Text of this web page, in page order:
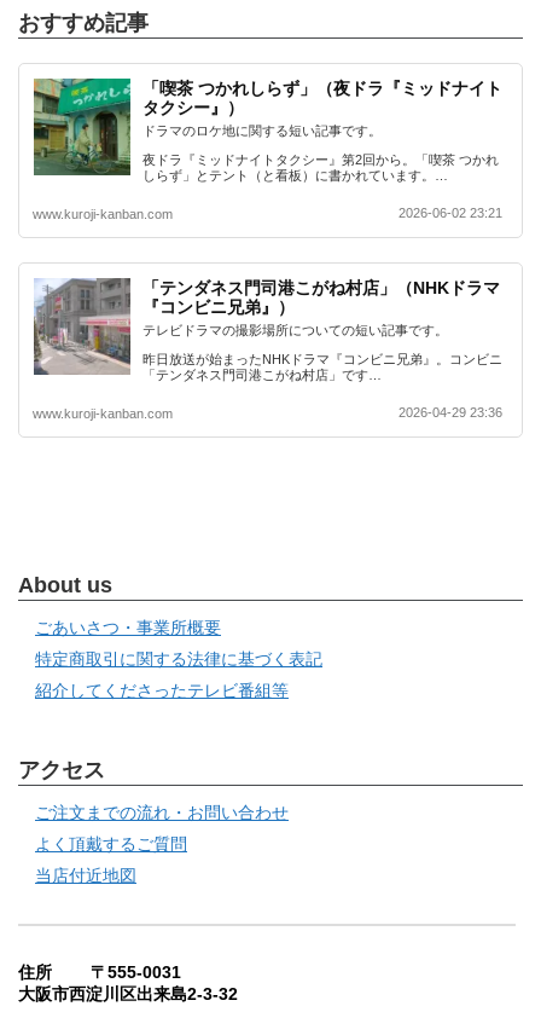
おすすめ記事
「喫茶 つかれしらず」（夜ドラ『ミッドナイト
タクシー』）
ドラマのロケ地に関する短い記事です。
夜ドラ『ミッドナイトタクシー』第2回から。「喫茶 つかれ
しらず」とテント（と看板）に書かれています。…
www.kuroji-kanban.com 2026-06-02 23:21
「テンダネス門司港こがね村店」（NHKドラマ
『コンビニ兄弟』）
テレビドラマの撮影場所についての短い記事です。
昨日放送が始まったNHKドラマ『コンビニ兄弟』。コンビニ
「テンダネス門司港こがね村店」です…
www.kuroji-kanban.com 2026-04-29 23:36
About us
ごあいさつ・事業所概要
特定商取引に関する法律に基づく表記
紹介してくださったテレビ番組等
アクセス
ご注文までの流れ・お問い合わせ
よく頂戴するご質問
当店付近地図
住所 〒555-0031
大阪市西淀川区出来島2-3-32